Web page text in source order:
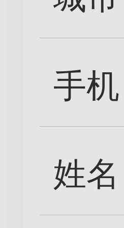
手机
姓名